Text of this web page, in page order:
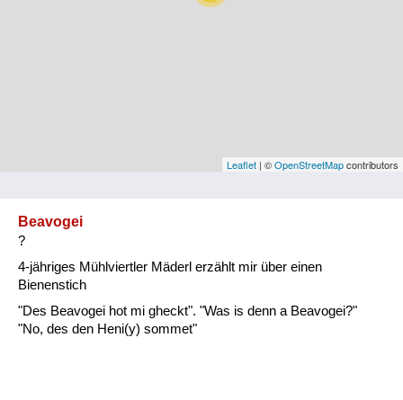
Oberösterreich
Vorarlberg
Fluchen und Reden
Leaflet | ©OpenStreetMapcontributors
Beavogei
?
4-jähriges Mühlviertler Mäderl erzählt mir über einen
Bienenstich
"Des Beavogei hot mi gheckt". "Was is denn a Beavogei?"
"No, des den Heni(y) sommet"